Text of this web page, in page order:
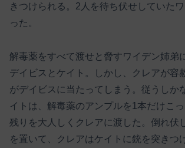
きつけられる。2人を待ち伏せしていた
った。
解毒薬をすべて渡せと脅すワイデン姉弟
デイビスとケイト。しかし、クレアが容
がデイビスに当たってしまう。従うしか
イトは、解毒薬のアンプルを1本だけこっ
残りを大人しくクレアに渡した。倒れ伏
を置いて、クレアはケイトに銃を突きつ